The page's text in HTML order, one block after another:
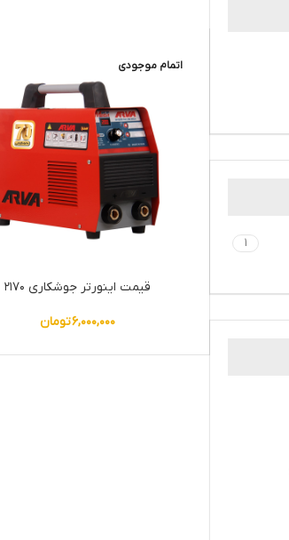
1
اتمام موجودی
قیمت اینورتر جوشکاری ۲۱۷۰
۶,۰۰۰,۰۰۰تومان